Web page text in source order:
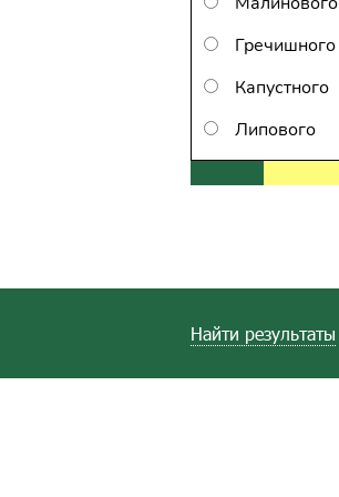
Гречишного
Капустного
Липового
Найти результаты